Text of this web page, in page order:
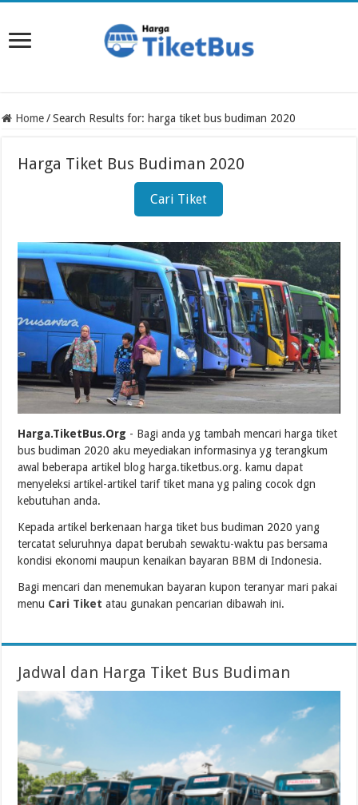
Home / Search Results for: harga tiket bus budiman 2020
Harga Tiket Bus Budiman 2020
Cari Tiket
Harga.TiketBus.Org - Bagi anda yg tambah mencari harga tiket
bus budiman 2020 aku meyediakan informasinya yg terangkum
awal beberapa artikel blog harga.tiketbus.org. kamu dapat
menyeleksi artikel-artikel tarif tiket mana yg paling cocok dgn
kebutuhan anda.
Kepada artikel berkenaan harga tiket bus budiman 2020 yang
tercatat seluruhnya dapat berubah sewaktu-waktu pas bersama
kondisi ekonomi maupun kenaikan bayaran BBM di Indonesia.
Bagi mencari dan menemukan bayaran kupon teranyar mari pakai
menu Cari Tiket atau gunakan pencarian dibawah ini.
Jadwal dan Harga Tiket Bus Budiman